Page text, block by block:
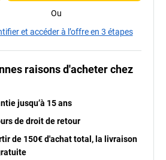
Ou
et accéder à l’offre en 3 étapes
raisons d'acheter chez
jusqu’à 15 ans
de droit de retour
de 150€ d'achat total, la livraison